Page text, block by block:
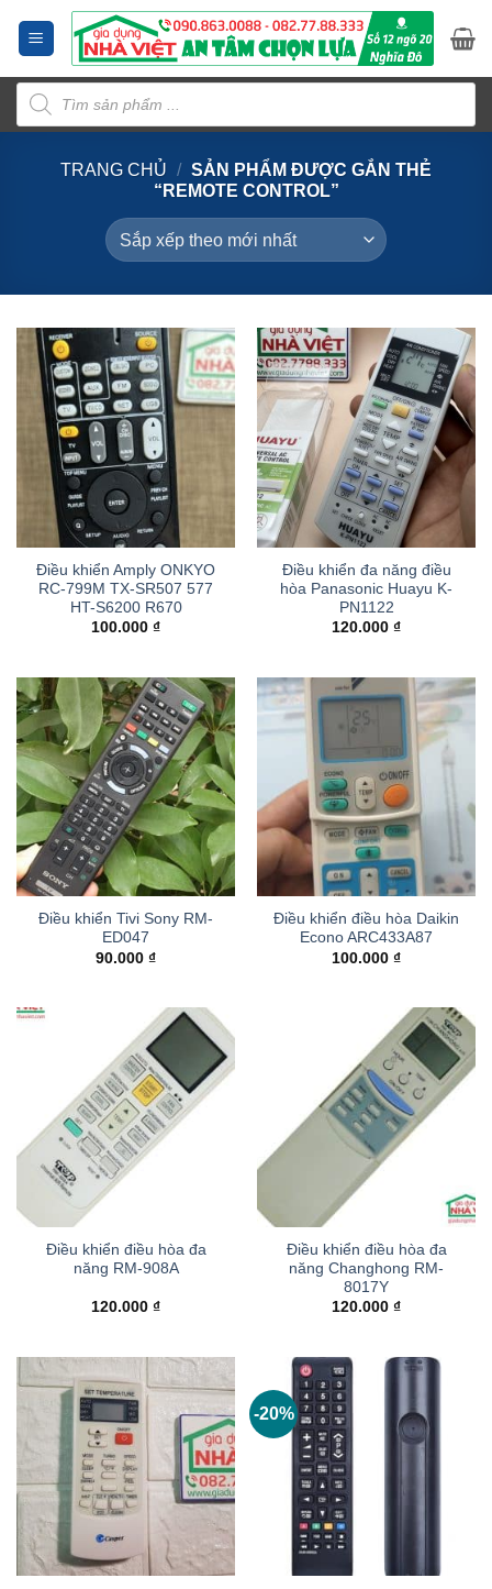
dung
Tìm
kiếm
sản
phẩm
TRANG CHỦ / SẢN PHẨM ĐƯỢC GẮN THẺ
“REMOTE CONTROL”
Điều khiển Amply ONKYO
RC-799M TX-SR507 577
HT-S6200 R670
100.000 ₫
Điều khiển đa năng điều
hòa Panasonic Huayu K-
PN1122
120.000 ₫
Điều khiển Tivi Sony RM-
ED047
90.000 ₫
Điều khiển điều hòa Daikin
Econo ARC433A87
100.000 ₫
Điều khiển điều hòa đa
năng RM-908A
120.000 ₫
Điều khiển điều hòa đa
năng Changhong RM-
8017Y
120.000 ₫
-20%